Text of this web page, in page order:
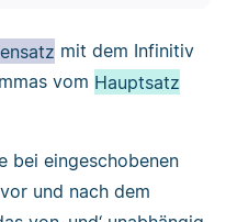
mit dem Infinitiv
vom Hauptsatz
bei eingeschobenen
und nach dem